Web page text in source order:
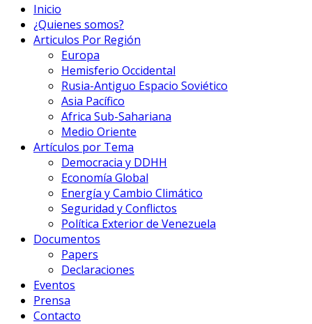
Inicio
¿Quienes somos?
Articulos Por Región
Europa
Hemisferio Occidental
Rusia-Antiguo Espacio Soviético
Asia Pacífico
Africa Sub-Sahariana
Medio Oriente
Artículos por Tema
Democracia y DDHH
Economía Global
Energía y Cambio Climático
Seguridad y Conflictos
Política Exterior de Venezuela
Documentos
Papers
Declaraciones
Eventos
Prensa
Contacto